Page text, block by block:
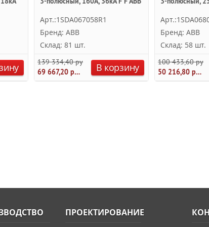
Арт.:1SDA067058R1
Бренд: ABB
Склад: 81 шт.
139 334,40 руб.
69 667,20 руб.
В корзину
Бренд: ABB
Склад: 58 шт.
100 433,60 руб.
50 216,80 руб.
ПРОЕКТИРОВАНИЕ